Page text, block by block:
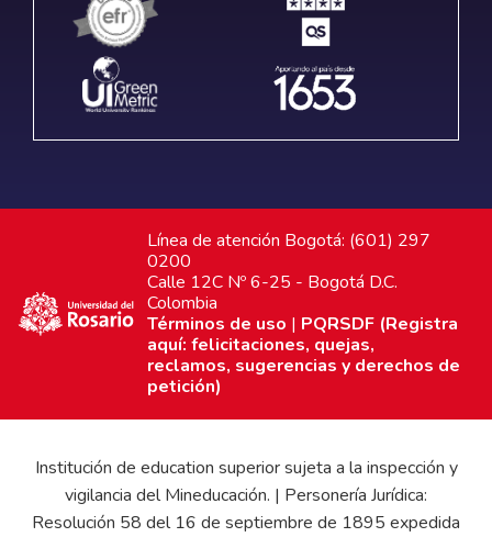
Línea de atención Bogotá: (601) 297
0200
Calle 12C Nº 6-25 - Bogotá D.C.
Colombia
Términos de uso | PQRSDF (Registra
aquí: felicitaciones, quejas,
reclamos, sugerencias y derechos de
petición)
Institución de education superior sujeta a la inspección y
vigilancia del Mineducación. | Personería Jurídica:
Resolución 58 del 16 de septiembre de 1895 expedida